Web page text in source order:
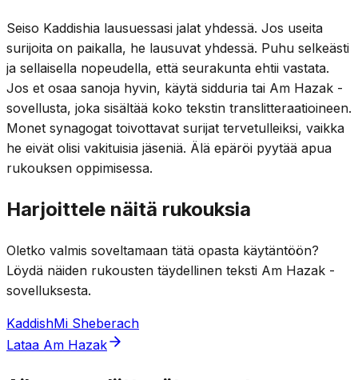
Seiso Kaddishia lausuessasi jalat yhdessä. Jos useita
surijoita on paikalla, he lausuvat yhdessä. Puhu selkeästi
ja sellaisella nopeudella, että seurakunta ehtii vastata.
Jos et osaa sanoja hyvin, käytä sidduria tai Am Hazak -
sovellusta, joka sisältää koko tekstin translitteraatioineen.
Monet synagogat toivottavat surijat tervetulleiksi, vaikka
he eivät olisi vakituisia jäseniä. Älä epäröi pyytää apua
rukouksen oppimisessa.
Harjoittele näitä rukouksia
Oletko valmis soveltamaan tätä opasta käytäntöön?
Löydä näiden rukousten täydellinen teksti Am Hazak -
sovelluksesta.
KaddishMi Sheberach
Lataa Am Hazak